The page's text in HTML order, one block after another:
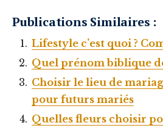
Publications Similaires :
Lifestyle c’est quoi ?
Quel prénom biblique
Choisir le lieu de
pour futurs mariés
Quelles fleurs choisir